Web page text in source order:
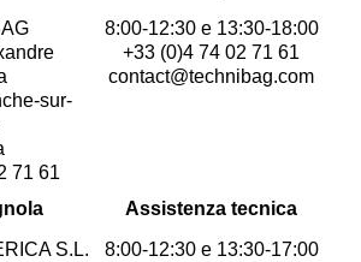
sur-
71 61
8:00-12:30 e 13:30-18:00
+33 (0)4 74 02 71 61
contact@technibag.com
S.L.
Assistenza tecnica
8:00-12:30 e 13:30-17:00